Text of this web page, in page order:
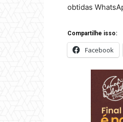
obtidas
Compartilhe isso:
Facebook